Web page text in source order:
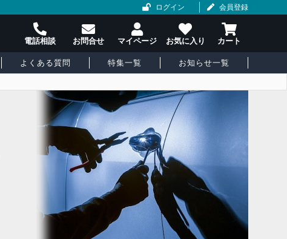
ログイン 会員登録
よくある質問 特集一覧 お知らせ一覧